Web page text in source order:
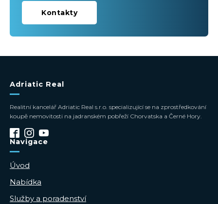
Kontakty
Adriatic Real
Realitní kancelář Adriatic Real s.r.o. specializující se na zprostředkování
koupě nemovitosti na jadranském pobřeží Chorvatska a Černé Hory.
Navigace
Úvod
Nabídka
Služby a poradenství